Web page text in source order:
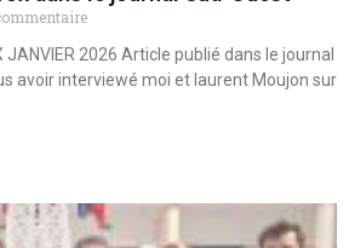
JANVIER 2026 Article publié dans le journal
avoir interviewé moi et laurent Moujon sur